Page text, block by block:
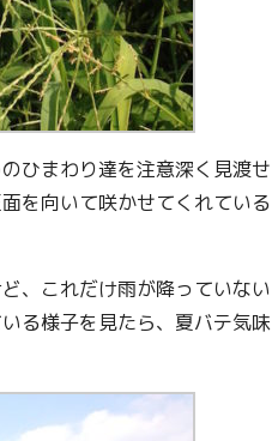
ひまわり達を注意深く見渡せ
を向いて咲かせてくれている
、これだけ雨が降っていない
る様子を見たら、夏バテ気味